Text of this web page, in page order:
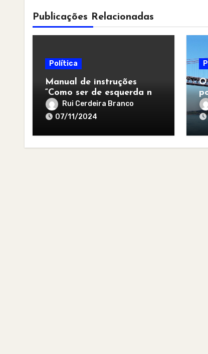
Publicações Relacionadas
Política
Manual de instruções
“Como ser de esquerda no
pós-apocalipse”
Rui Cerdeira Branco
07/11/2024